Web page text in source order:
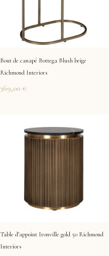
Bout de canapé Bottega Blush beige
Richmond Interiors
369,00 €
Table d’appoint Ironville gold 50 Richmond
Interiors